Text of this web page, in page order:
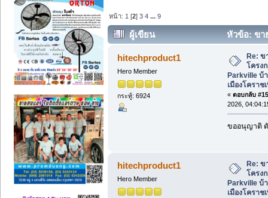
หน้า: 1 [2]3 4 ...9
ผู้เขียน
หัวข้อ: ขา
บ้าน Type A ใกล้ตัวเมืองโคราชเพีย 10
hitechproduct1
Hero Member
กระทู้: 6924
Re: ข
โครง
Parkville บ้
เมืองโคราช
« ตอบกลับ
2026,
ขออนุญาติ
hitechproduct1
Hero Member
Re: ข
โครง
Parkville บ้
เมืองโคราช